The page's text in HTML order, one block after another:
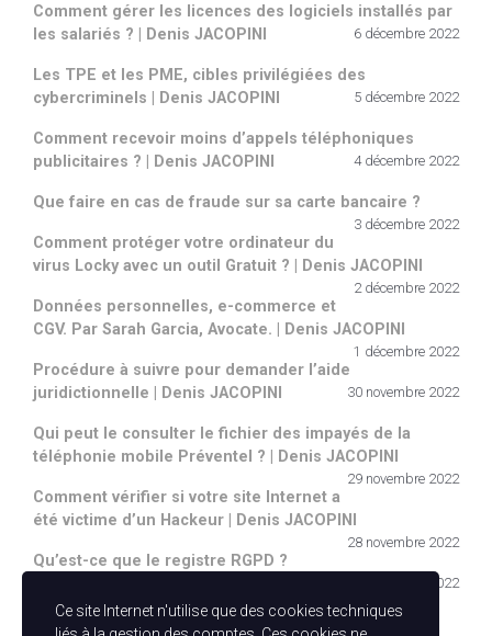
Comment gérer les licences des logiciels installés par
les salariés ? | Denis JACOPINI
6 décembre 2022
Les TPE et les PME, cibles privilégiées des
cybercriminels | Denis JACOPINI
5 décembre 2022
Comment recevoir moins d’appels téléphoniques
publicitaires ? | Denis JACOPINI
4 décembre 2022
Que faire en cas de fraude sur sa carte bancaire ?
3 décembre 2022
Comment protéger votre ordinateur du
virus Locky avec un outil Gratuit ? | Denis JACOPINI
2 décembre 2022
Données personnelles, e-commerce et
CGV. Par Sarah Garcia, Avocate. | Denis JACOPINI
1 décembre 2022
Procédure à suivre pour demander l’aide
juridictionnelle | Denis JACOPINI
30 novembre 2022
Qui peut le consulter le fichier des impayés de la
téléphonie mobile Préventel ? | Denis JACOPINI
29 novembre 2022
Comment vérifier si votre site Internet a
été victime d’un Hackeur | Denis JACOPINI
28 novembre 2022
Qu’est-ce que le registre RGPD ?
27 novembre 2022
Catégories
Ce site Internet n'utilise que des cookies techniques